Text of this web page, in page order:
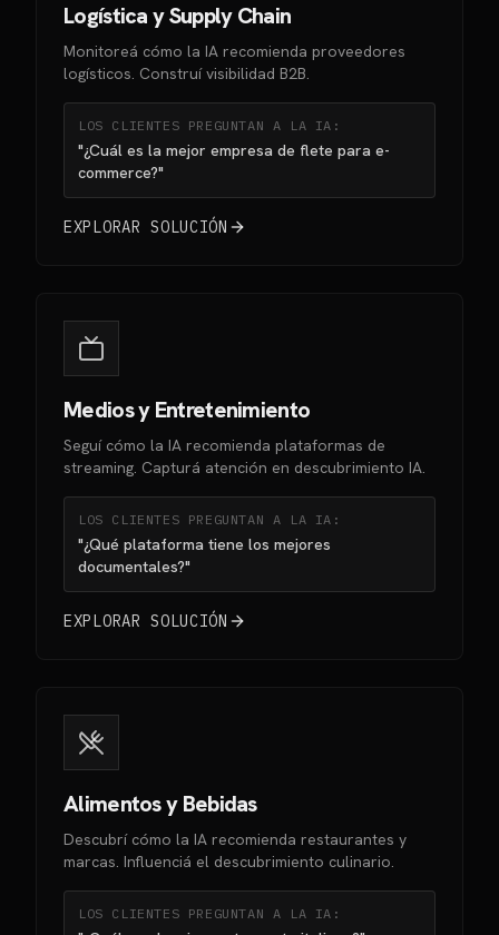
Logística y Supply Chain
Monitoreá cómo la IA recomienda proveedores
logísticos. Construí visibilidad B2B.
LOS CLIENTES PREGUNTAN A LA IA:
"¿Cuál es la mejor empresa de flete para e-
commerce?"
EXPLORAR SOLUCIÓN
Medios y Entretenimiento
Seguí cómo la IA recomienda plataformas de
streaming. Capturá atención en descubrimiento IA.
LOS CLIENTES PREGUNTAN A LA IA:
"¿Qué plataforma tiene los mejores
documentales?"
EXPLORAR SOLUCIÓN
Alimentos y Bebidas
Descubrí cómo la IA recomienda restaurantes y
marcas. Influenciá el descubrimiento culinario.
LOS CLIENTES PREGUNTAN A LA IA: